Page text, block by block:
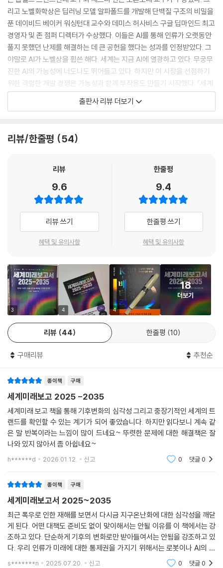
23년 기준 세계 GDP는 약 104조 달러 수준이다. 〈네이처Nature〉 저널에
실린 연구에 따르면, 온실가스 배출량을 가능한 한 빨리 줄이는 것이 21세
기 중반 이후 훨씬 더 파괴적인 경제적 영향을 피하는 데 중요하다고 한다.
이 연구는 지구가 19세기 중반 수준보다 2°C 이상 따뜻해지면 기후변화로
인한 경제적 여파가 2100년까지 연간 수십조 달러씩 증가할 수 있음을 보
여준다. 지구의 평균 표면 온도는 이미 1.2°C 높아져 해수면 상승으로 인한
폭염, 가뭄, 홍수 및 열대성 폭풍이 더 파괴적으로 변했다.
--- pp.67-68
챗GPT 제조업체 오픈AI에 투자하고 생성형 AI를 제품의 핵심으로 배치한
탄소 배출량이 30% 가까이 증가했다고 발표했다. 구글의 탄소 배출량은 2
다. 구글의 탄소 배출량 급증에는 AI 모델 훈련 및 운영에 막대한 양의 전력
이 필요한 데이터센터 확장이 가장 큰 영향을 미친 것으로 분석된다. 실제
로 구글 데이터센터는 2023년에만 100만 톤의 탄소를 배출했다.
아마존, 구글, 마이크로소프트와 같은 AI 및 데이터센터의 주요 기업들은
막대한 양의 재생에너지를 구매해 탄소 발자국을 줄이기 위해 노력해 왔
다. 구글과 마이크로소프트 모두 2030년까지 탄소배출량을 0으로 하는
순배출 제로나 마이너스 목표를 설정했다. 또 한 오염이 없는 에너지로 운
되는 것을 목표로 한다. 하지만 AI 개발 경쟁으로 인해 이들 기업의 탄소 배
출이 오히려 늘어나는 지경에 이르렀다.
이 모든 에너지로 인한 대가는 개발자뿐만 아니라 지구가 치르게 된다. 20
23년 에너지 관련 이산화탄소 배출량은 374억 톤으로 사상 최고치를 기
록했다. AI를 구동하는 데 필요한 에너지와 그에 따른 탄소 배출에 그만한
가치가 있을까? 지구의 건강을 훼손하지 않고 AI의 무한한 잠재력을 어떻
게 활용할 수 있을까?
--- pp.174-175
ASI가 어떻게 출현하고 행동할지 인간이 통제할 수는 없지만 AGI의 생성,
I에서 AGI로의 전환을 얼마나 잘 관리하느냐에 따라 AGI에서 ASI로 전환
할 가능성이 좌우될 것이다. AGI에 대한 국가 및 국제 규정이 없다면 전 세
계 정부와 기업의 많은 AGI가 지속적으로 자체 코드를 다시 작성하고 상호
작용하며 인류의 통제, 이해 및 인식을 벗어난 많은 새로운 형태의 ASI를
탄생시킬 수 있다.
이것은 스티븐 호킹, 일론 머스크, 빌 게이츠가 경고했던 인간 문명의 종말
유엔 기구, 학계가 모여 이 전환을 안전하게 안내하고자 한다. 심지어 미국
과 중국도 미래 AI 형태의 글로벌 관리에 대한 직접적인 논의에 참여하고
있다. AGI를 관리하는 것은 인류가 직면한 가장 복잡하고 어려운 관리 문
제가 될 수 있다. 그렇지만 잘 관리한다면 AGI는 의학, 교육, 장수, 지구 온
난화 해소, 과학 발전, 더욱 평화로운 세상 창조 등 인간 생활에 큰 진전을
가져올 것이다.
--- pp.342-343
리고 노벨화학상은 딥러닝 모델 알파폴드를 개발해 단백질 구조의 비밀을
푼 데이비드 베이커 워싱턴대 교수와 데미스 허사비스 구글 딥마인드 최고
경영자 및 존 점퍼 디렉터가 수상했다. 이들은 AI를 통해 인류가 오랫동안
풀지 못했던 난제를 해결하는 데 큰 공헌을 했다는 성과를 인정받았다. 그
야말로 AI가 노벨상을 휩쓴 해다. 세계는 지금 AI에 열광하고 있다. 무궁무
진한 AI의 가능성에 너도나도 뛰어들고 있다. 하지만 이 시장을 선점하기
위한 격렬한 개발 경쟁은 가능성과 함께 부작용도 만들기 시작했다. 『세계
미래보고서 2025-2035』는 생성형 AI가 처음 선보인 2022년 말부터 지
금까지 약 2년간 AI가 전 세계 각 산업 분야에서 어떤 활약을 펼쳤는지 살
의 콘텐츠 질 저하 등의 문제점도 살펴봤다. 그중에서 우리가 예상치 못했
산업화 이후 배출이 증가한 탄소는 지구 온난화를 일으켰고, 이로 인해 지
구는 심한 몸살을 앓고 있다. 각종 자연재해는 물론 매년 여름 경신되는 폭
염에 위기감을 느낀 세계 정부들이 모여 산업화 이전 대비 1.5℃ 이하로
온난화를 저지하기로 합의했다. 이에 동참한 많은 기업 역시 2030년까지
탄소 배출을 오히려 늘리며 기후악당이 되었다. 그 원인은 다름 아닌 AI 개
발 경쟁 탓이다. 어떤 질문을 던졌을 때 같은 답을 내더라도 구글 검색에 비
해 AI인 챗GPT는 10배의 에너지를 쓴다. 세상에 널리 퍼져 있는 구글의
검색기능을 생각할 때, 이것이 생성형 AI로 대체된다면 발생하게 될 에너
지 소비는 상상을 초월한다. 구글과 마이크로소프트가 2023년에 각각 사
용한 전력은 한 나라의 에너지 소비량보다도 많다. 아이슬란드나 크로아티
아 등 100개국이 두 기업보다 적은 에너지를 사용한 나라에 해당한다. 이
않은 채 사용량을 늘리다가는 결국 탄소 배출로 인한 온난화로 인류가 멸
『세계미래보고서 2025-2035』는 AI와 함께 기후변화의 심각함을 이번
책의 중심 주제로 잡았다. 그 이유는 앞서 설명했듯이 기후변화와 AI의 발
달이 동떨어져 있는 것이 아니기 때문이다. 그동안 기후변화는 먼 미래의
일이나 다른 나라의 일이었지만, 점차 심각해져 이제 더는 남의 일이 아니
게 되었다. 세계자연기금의 아딜 나잠 회장은 “기후변화를 설명할 필요가
더 이상 없다”고 말하며, 창문을 열면 직접 목격할 수 있다고 강조했다. 영
온난화는 단순한 기후변화가 아니라 ‘기후비상사태’를 불러왔다. 특히 20
24년 7월은 산업화 이전보다 1.48°C 더 높은 것으로 조사되어 생존을 위
한 1.5℃의 턱밑까지 차오른 것이 현실이다. 이 책에서는 기후비상사태의
전반적인 상황을 점검하고 인류가 생존할 수 있는 최고 기온은 얼마인지,
그리고 1.5℃를 넘어섰을 때 전 세계에서 어떤 일이 벌어질지 전 세계 전
문가들의 이야기를 담았다. 또한 재생에너지 전환 현황과 탄소포집 기술
개발, AI를 이용한 기후 문제 해결 등 기후비상사태를 저지하기 위한 각 산
출판사 리뷰 더보기
리뷰/한줄평 54
리뷰
9.6
리뷰 쓰기
혜택 및 유의사항
한줄평
9.4
한줄평 쓰기
혜택 및 유의사항
3 4 4
18
더보기
리뷰 44 한줄평 10
구매리뷰 추천순
종이책 구매
세계미래보고 2025 -2035
세계미래 보고 책을 통해 기후변화의 심각성 그리고 중장기적인 세계의 트
랜드를 확인할 수 있는 계기가 되어 좋았습니다. 하지만 읽다보니 계속 같
은 말 반복이라는 느낌이 많이 드네요~ 뚜렷한 문제에 대한 해결책은 잘
나와 있지 않아서 좀 아쉽네요~
h******d 2026.01.12. 신고 0 댓글0
종이책 구매
세계미래보고서 2025~2035
최근 폭우로 인한 재해를 보면서 다시금 지구온난화에 대한 심각성을 깨닫
게 된다. 어떤 대책도 준비도 없이 맞이해서는 안될 이유를 이 책에서는 강
조하고 있다. 단순하게 기후의 변화로만 받아들여서는 안됨을 강조하고 있
다. 우리 인류가 미래에 대한 통제권을 가지기 위해서는 로봇이나 AI의 편
리성에 젖어서는 안되고 이에 대한 규제가 반드시 있어야 함을 이 책의 마
s*******n 2025.07.20. 신고 0 댓글0